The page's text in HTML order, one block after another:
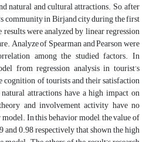
natural and cultural attractions. So, after
community in Birjand city during the first
were analyzed by linear regression
Analyze of Spearman and Pearson were
among the studied factors. In
from regression analysis in tourist’s
cognition of tourists and their satisfaction
attractions have a high impact on
and involvement activity have no
In this behavior model, the value of
and 0.98 respectively that shown the high